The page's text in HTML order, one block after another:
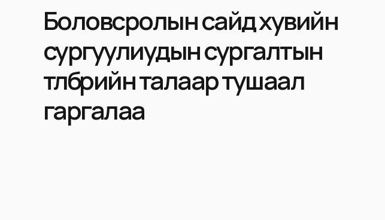
Боловсролын сайд хувийн
сургуулиудын сургалтын
төлбөрийн талаар тушаал
гаргалаа